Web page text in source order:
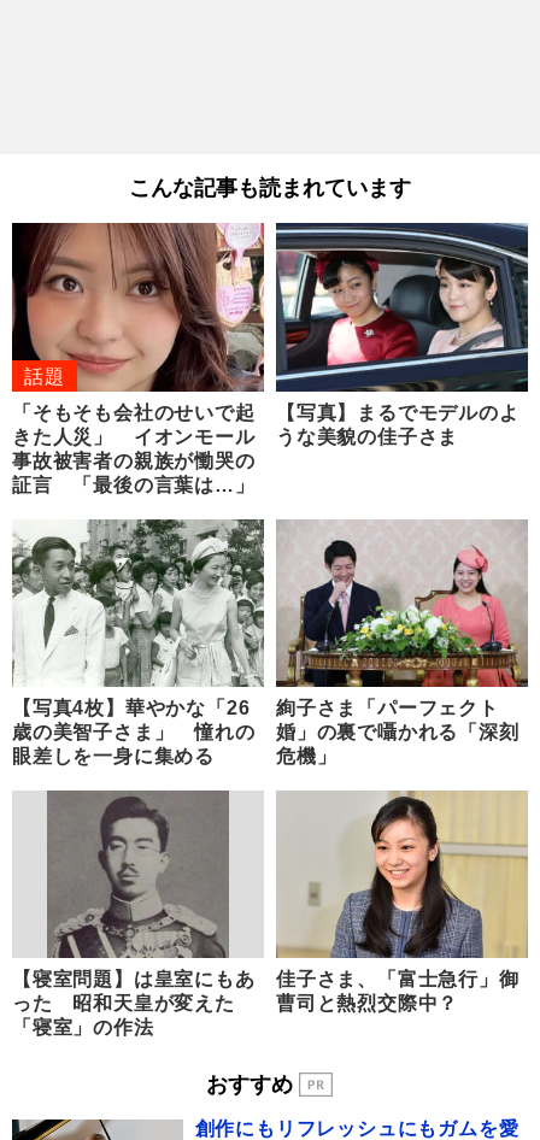
こんな記事も読まれています
話題
「そもそも会社のせいで起
きた人災」 イオンモール
事故被害者の親族が慟哭の
証言 「最後の言葉は…」
【写真】まるでモデルのよ
うな美貌の佳子さま
【写真4枚】華やかな「26
歳の美智子さま」 憧れの
眼差しを一身に集める
絢子さま「パーフェクト
婚」の裏で囁かれる「深刻
危機」
【寝室問題】は皇室にもあ
った 昭和天皇が変えた
「寝室」の作法
佳子さま、「富士急行」御
曹司と熱烈交際中？
おすすめ
創作にもリフレッシュにもガムを愛